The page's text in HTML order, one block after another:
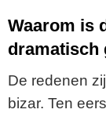
Waarom is
dramatisch
De redenen
bizar. Ten